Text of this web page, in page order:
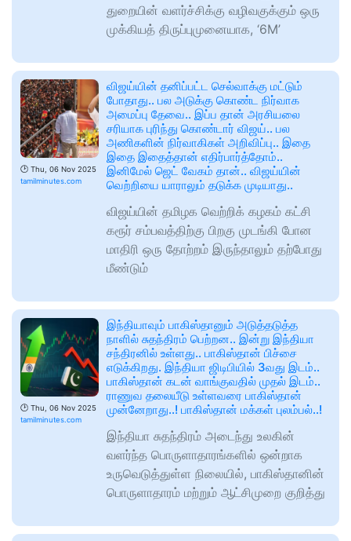
துறையின் வளர்ச்சிக்கு வழிவகுக்கும் ஒரு
முக்கியத் திருப்புமுனையாக, ‘6M’
🕑 Thu, 06 Nov 2025
tamilminutes.com
விஜய்யின் தனிப்பட்ட செல்வாக்கு மட்டும்
போதாது.. பல அடுக்கு கொண்ட நிர்வாக
அமைப்பு தேவை.. இப்ப தான் அரசியலை
சரியாக புரிந்து கொண்டார் விஜய்.. பல
அணிகளின் நிர்வாகிகள் அறிவிப்பு.. இதை
இதை இதைத்தான் எதிர்பார்த்தோம்..
இனிமேல் ஜெட் வேகம் தான்.. விஜய்யின்
வெற்றியை யாராலும் தடுக்க முடியாது..
விஜய்யின் தமிழக வெற்றிக் கழகம் கட்சி
கரூர் சம்பவத்திற்கு பிறகு முடங்கி போன
மாதிரி ஒரு தோற்றம் இருந்தாலும் தற்போது
மீண்டும்
🕑 Thu, 06 Nov 2025
tamilminutes.com
இந்தியாவும் பாகிஸ்தானும் அடுத்தடுத்த
நாளில் சுதந்திரம் பெற்றன.. இன்று இந்தியா
சந்திரனில் உள்ளது.. பாகிஸ்தான் பிச்சை
எடுக்கிறது. இந்தியா ஜிடிபியில் 3வது இடம்..
பாகிஸ்தான் கடன் வாங்குவதில் முதல் இடம்..
ராணுவ தலையீடு உள்ளவரை பாகிஸ்தான்
முன்னேறாது..! பாகிஸ்தான் மக்கள் புலம்பல்..!
இந்தியா சுதந்திரம் அடைந்து உலகின்
வளர்ந்த பொருளாதாரங்களில் ஒன்றாக
உருவெடுத்துள்ள நிலையில், பாகிஸ்தானின்
பொருளாதாரம் மற்றும் ஆட்சிமுறை குறித்து